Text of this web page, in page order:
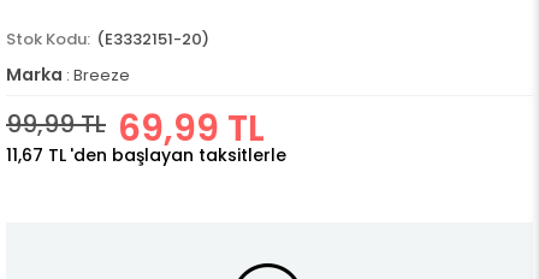
(E3332151-20)
Marka : Breeze
99,99 TL 69,99 TL
11,67 TL 'den başlayan taksitlerle